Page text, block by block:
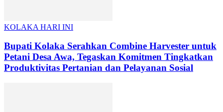
KOLAKA HARI INI
Bupati Kolaka Serahkan Combine Harvester untuk
Petani Desa Awa, Tegaskan Komitmen Tingkatkan
Produktivitas Pertanian dan Pelayanan Sosial